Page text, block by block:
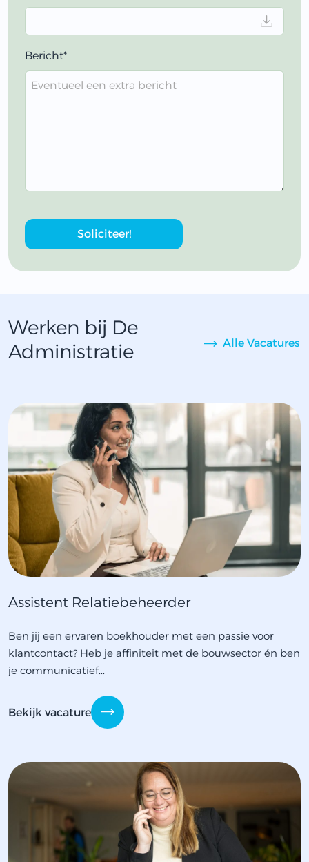
Bericht*
Werken bij De
Administratie
Alle Vacatures
Assistent Relatiebeheerder
Ben jij een ervaren boekhouder met een passie voor
klantcontact? Heb je affiniteit met de bouwsector én ben
je communicatief...
Bekijk vacature